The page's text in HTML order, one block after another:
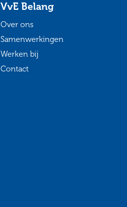
VvE Belang
Over ons
Samenwerkingen
Werken bij
Contact